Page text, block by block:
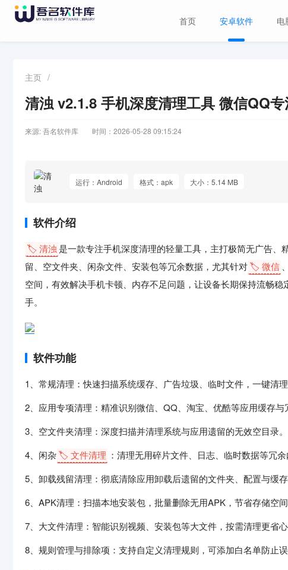
首页 安卓软件 电
主页 /
清浊 v2.1.8 手机深度清理工具 微信QQ
来源: 吾名软件库 时间：2026-05-28 09:15:24
运行：Android 格式：apk 大小：5.14 MB
软件介绍
🏷️ 清浊 是一款专注手机深度清理的轻量工具，主打极简无广告
留、空文件夹、闲杂文件、安装包等冗余数据，尤其针对🏷️ 微信
空间，有效解决手机卡顿、内存不足问题，让设备长期保持流畅
手。
软件功能
1、常规清理：快速扫描系统缓存、广告垃圾、临时文件，一键清理
2、应用专项清理：精准识别微信、QQ、淘宝、优酷等应用缓存与
3、空文件夹清理：深度扫描并清理系统与应用遗留的无效空目录。
4、闲杂🏷️ 文件清理 ：清理无用碎片文件、日志、临时数据等冗余
5、卸载残留清理：彻底清除应用卸载后遗留的文件夹、配置与缓存
6、APK清理：扫描本地安装包，批量删除无用APK，节省存储空间
7、大文件清理：智能识别视频、安装包等大文件，按需清理更省心
8、规则管理与排除项：支持自定义清理规则，可添加白名单防止误